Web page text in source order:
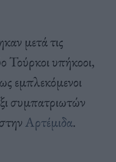
μετά τις
Τούρκοι υπήκοοι,
εμπλεκόμενοι
συμπατριωτών
Αρτέμιδα.